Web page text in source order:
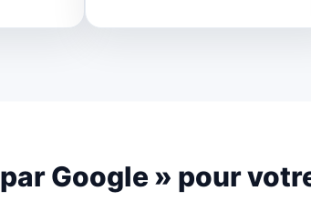
Google » pour